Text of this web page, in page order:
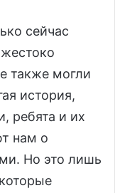
сейчас
также могли
история,
ребята и их
нам о
Но это лишь